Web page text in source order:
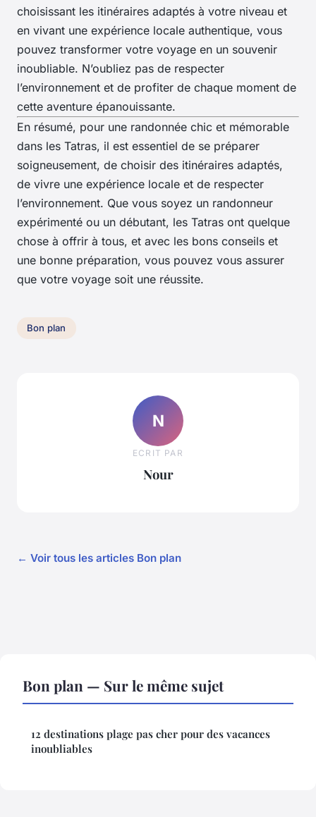
choisissant les itinéraires adaptés à votre niveau et
en vivant une expérience locale authentique, vous
pouvez transformer votre voyage en un souvenir
inoubliable. N’oubliez pas de respecter
l’environnement et de profiter de chaque moment de
cette aventure épanouissante.
En résumé, pour une randonnée chic et mémorable
dans les Tatras, il est essentiel de se préparer
soigneusement, de choisir des itinéraires adaptés,
de vivre une expérience locale et de respecter
l’environnement. Que vous soyez un randonneur
expérimenté ou un débutant, les Tatras ont quelque
chose à offrir à tous, et avec les bons conseils et
une bonne préparation, vous pouvez vous assurer
que votre voyage soit une réussite.
Bon plan
N
ECRIT PAR
Nour
← Voir tous les articles Bon plan
Bon plan — Sur le même sujet
12 destinations plage pas cher pour des vacances
inoubliables